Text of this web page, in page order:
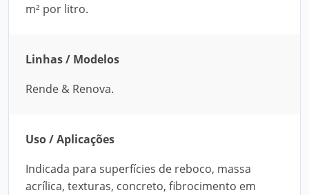
m² por litro.
Linhas / Modelos
Rende & Renova.
Uso / Aplicações
Indicada para superfícies de reboco, massa
acrílica, texturas, concreto, fibrocimento em